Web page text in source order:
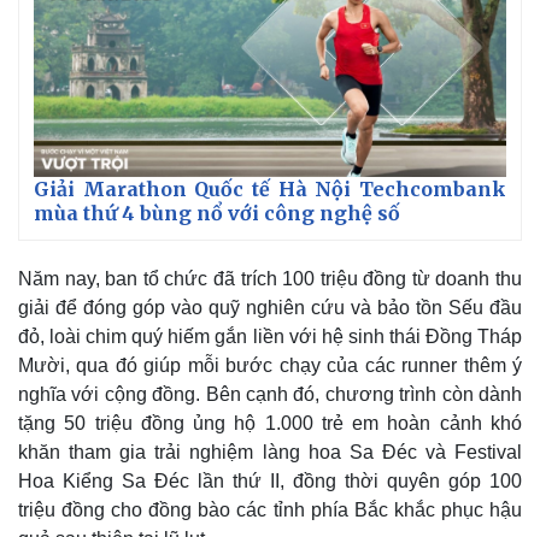
Giải Marathon Quốc tế Hà Nội Techcombank
mùa thứ 4 bùng nổ với công nghệ số
Năm nay, ban tổ chức đã trích 100 triệu đồng từ doanh thu
giải để đóng góp vào quỹ nghiên cứu và bảo tồn Sếu đầu
đỏ, loài chim quý hiếm gắn liền với hệ sinh thái Đồng Tháp
Mười, qua đó giúp mỗi bước chạy của các runner thêm ý
nghĩa với cộng đồng. Bên cạnh đó, chương trình còn dành
tặng 50 triệu đồng ủng hộ 1.000 trẻ em hoàn cảnh khó
khăn tham gia trải nghiệm làng hoa Sa Đéc và Festival
Hoa Kiểng Sa Đéc lần thứ II, đồng thời quyên góp 100
triệu đồng cho đồng bào các tỉnh phía Bắc khắc phục hậu